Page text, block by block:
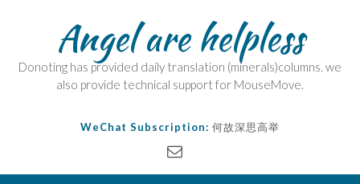
Angel are helpless
Donoting has provided daily translation (minerals)columns. we
also provide technical support for MouseMove.
WeChat Subscription: 何故深思高举